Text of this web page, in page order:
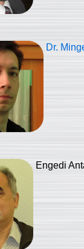
Dr.
Engedi